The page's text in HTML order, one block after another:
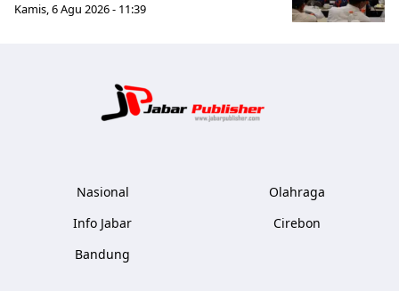
Kamis, 6 Agu 2026 - 11:39
Nasional
Info Jabar
Bandung
Olahraga
Cirebon